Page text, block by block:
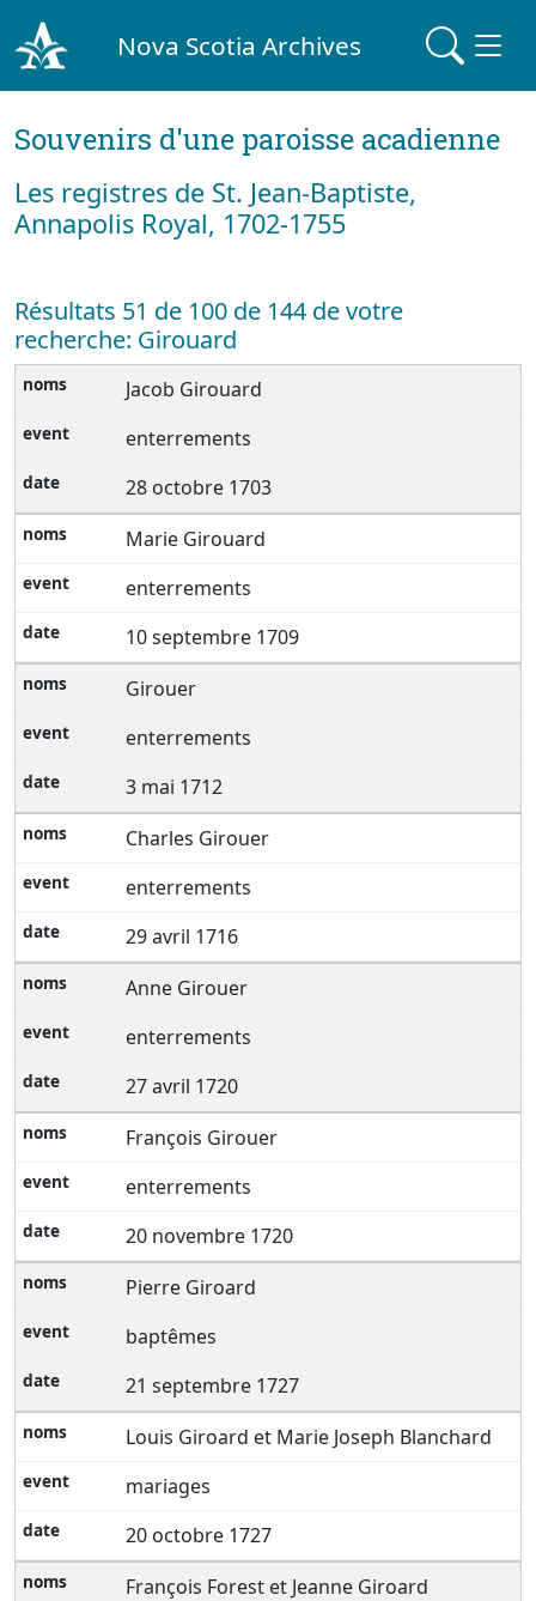
Nova Scotia Archives
Souvenirs d'une paroisse acadienne
Les registres de St. Jean-Baptiste,
Annapolis Royal, 1702-1755
Résultats 51 de 100 de 144 de votre
recherche: Girouard
Jacob Girouard
enterrements
28 octobre 1703
Marie Girouard
enterrements
10 septembre 1709
Girouer
enterrements
3 mai 1712
Charles Girouer
enterrements
29 avril 1716
Anne Girouer
enterrements
27 avril 1720
François Girouer
enterrements
20 novembre 1720
Pierre Giroard
baptêmes
21 septembre 1727
Louis Giroard et Marie Joseph Blanchard
mariages
20 octobre 1727
François Forest et Jeanne Giroard